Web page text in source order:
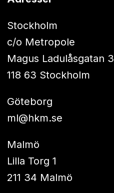
Stockholm
c/o Metropole
Magus Ladulåsgatan 3
118 63 Stockholm
Göteborg
ml@hkm.se
Malmö
Lilla Torg 1
211 34 Malmö